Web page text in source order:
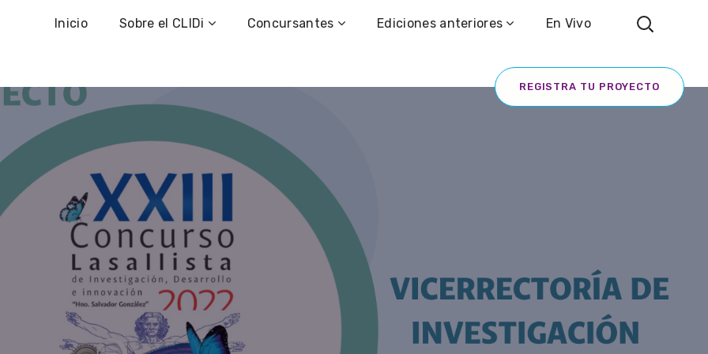
Inicio Sobre el CLIDi Concursantes Ediciones anteriores En Vivo
REGISTRA TU PROYECTO